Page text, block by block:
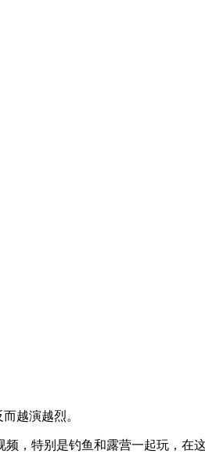
越演越烈。
，特别是钓鱼和露营一起玩，在